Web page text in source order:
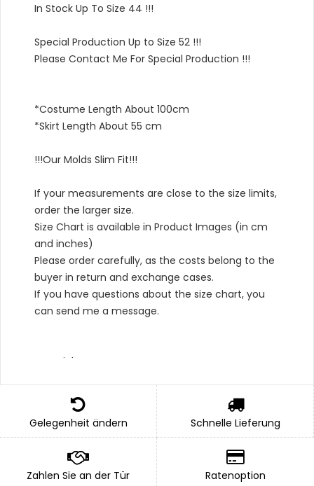
In Stock Up To Size 44 !!!
Special Production Up to Size 52 !!!
Please Contact Me For Special Production !!!
*Costume Length About 100cm
*Skirt Length About 55 cm
!!!Our Molds Slim Fit!!!
If your measurements are close to the size limits,
order the larger size.
Size Chart is available in Product Images (in cm
and inches)
Please order carefully, as the costs belong to the
buyer in return and exchange cases.
If you have questions about the size chart, you
can send me a message.
Material Type :
*Outer: 100% Taffeta,
*Bottom: 100% Cotton,
*Lining: 100% Taffeta
PACKAGE INCLUDED : 1 x Blouse, 1 x Ribbon And 1 x
Gelegenheit ändern Schnelle Lieferung
Zahlen Sie an der Tür Ratenoption